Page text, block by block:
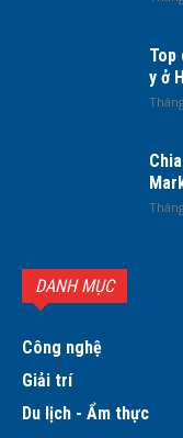
Top
y ở
DANH MỤC
Công nghệ
Giải trí
Du lịch - Ẩm thực